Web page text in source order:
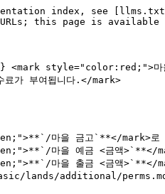
index, see
this page is
style="color:red;">마
가 부여됩니다.</mark>
마을 금고`**</mark>로
마을 예금 <금액>`**</
마을 출금 <금액>`**</